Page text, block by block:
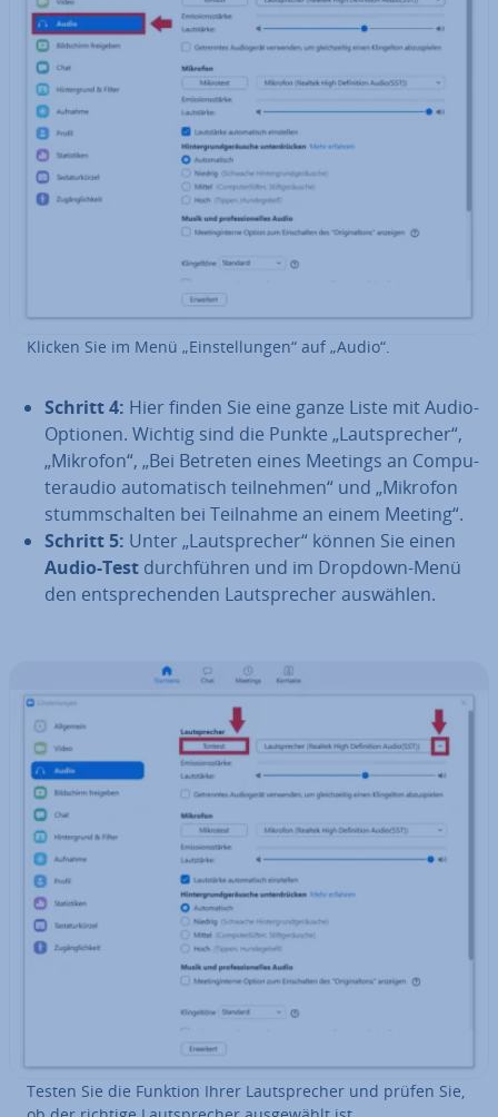
Klicken Sie im Menü „Ein­stel­lun­gen“ auf „Audio“.
Schritt 4: Hier finden Sie eine ganze Liste mit Audio-
Optionen. Wichtig sind die Punkte „Laut­spre­cher“,
„Mikrofon“, „Bei Betreten eines Meetings an Com­pu­
ter­au­dio au­to­ma­tisch teil­neh­men“ und „Mikrofon
stumm­schal­ten bei Teilnahme an einem Meeting“.
Schritt 5: Unter „Laut­spre­cher“ können Sie einen
Audio-Test durch­füh­ren und im Dropdown-Menü
den ent­spre­chen­den Laut­spre­cher auswählen.
Testen Sie die Funktion Ihrer Laut­spre­cher und prüfen Sie,